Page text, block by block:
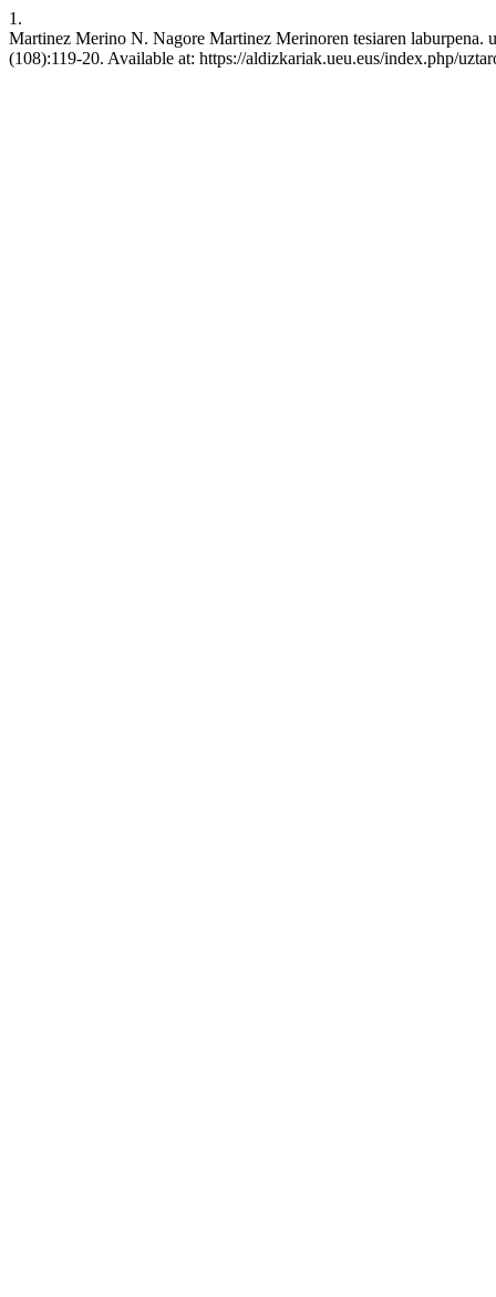
1.
Martinez Merino N. Nagore Martinez Merinoren tesiaren laburpena.
(108):119-20. Available at: https://aldizkariak.ueu.eus/index.php/